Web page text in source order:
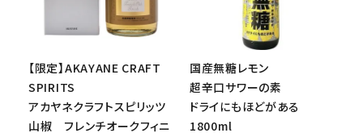
【限定】AKAYANE CRAFT
SPIRITS
アカヤネクラフトスピリッツ
山椒 フレンチオークフィニ
国産無糖レモン
超辛口サワーの素
ドライにもほどがある
1800ml